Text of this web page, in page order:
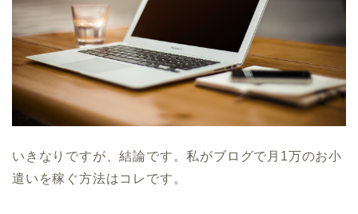
いきなりですが、結論です。私がブログで月1万のお小
遣いを稼ぐ方法はコレです。